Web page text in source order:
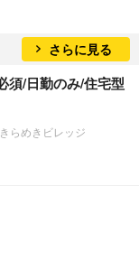
さらに見る
須/日勤のみ/住宅型
らめきビレッジ